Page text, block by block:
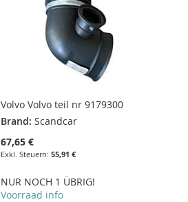
Volvo Volvo teil nr 9179300
Brand: Scandcar
67,65 €
55,91 €
NUR NOCH 1 ÜBRIG!
Voorraad info